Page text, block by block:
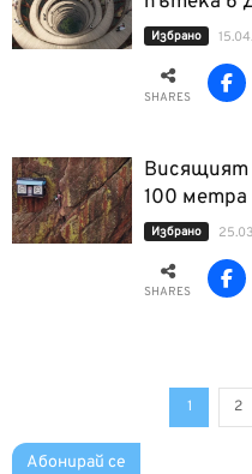
Избрано
SHARES
Висящият
100 метра
Избрано
SHARES
1 2
Абонирай се